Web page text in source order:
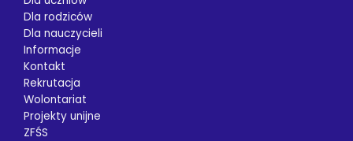
Dla rodziców
Dla nauczycieli
Informacje
Kontakt
Rekrutacja
Wolontariat
Projekty unijne
ZFŚS